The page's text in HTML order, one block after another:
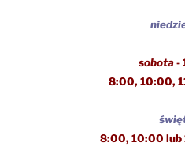
sobota-
8:00, 10:00,
8:00, 10:00 lub